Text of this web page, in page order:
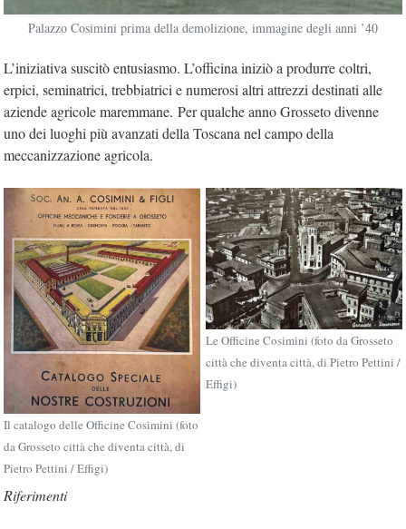
Palazzo Cosimini prima della demolizione, immagine degli anni ’40
L’iniziativa suscitò entusiasmo. L’officina iniziò a produrre coltri,
erpici, seminatrici, trebbiatrici e numerosi altri attrezzi destinati alle
aziende agricole maremmane. Per qualche anno Grosseto divenne
uno dei luoghi più avanzati della Toscana nel campo della
meccanizzazione agricola.
Il catalogo delle Officine Cosimini (foto
da Grosseto città che diventa città, di
Pietro Pettini / Effigi)
Le Officine Cosimini (foto da Grosseto
città che diventa città, di Pietro Pettini /
Effigi)
Riferimenti